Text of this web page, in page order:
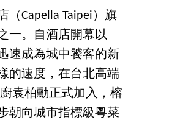
Capella Taipei）旗
一。自酒店開幕以
速成為城中饕客的新
的速度，在台北高端
袁柏勳正式加入，榕
朝向城市指標級粵菜